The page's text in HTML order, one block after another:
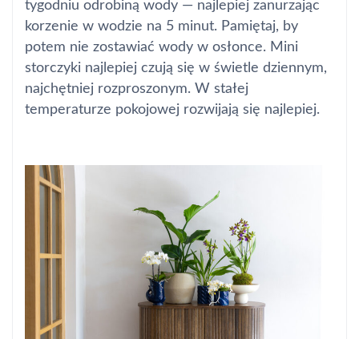
tygodniu odrobiną wody — najlepiej zanurzając
korzenie w wodzie na 5 minut. Pamiętaj, by
potem nie zostawiać wody w osłonce. Mini
storczyki najlepiej czują się w świetle dziennym,
najchętniej rozproszonym. W stałej
temperaturze pokojowej rozwijają się najlepiej.